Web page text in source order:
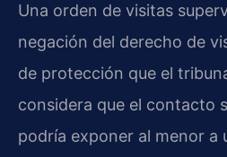
Una orden de visitas
negación del derecho de
de protección que el
considera que el contacto
podría exponer al menor a